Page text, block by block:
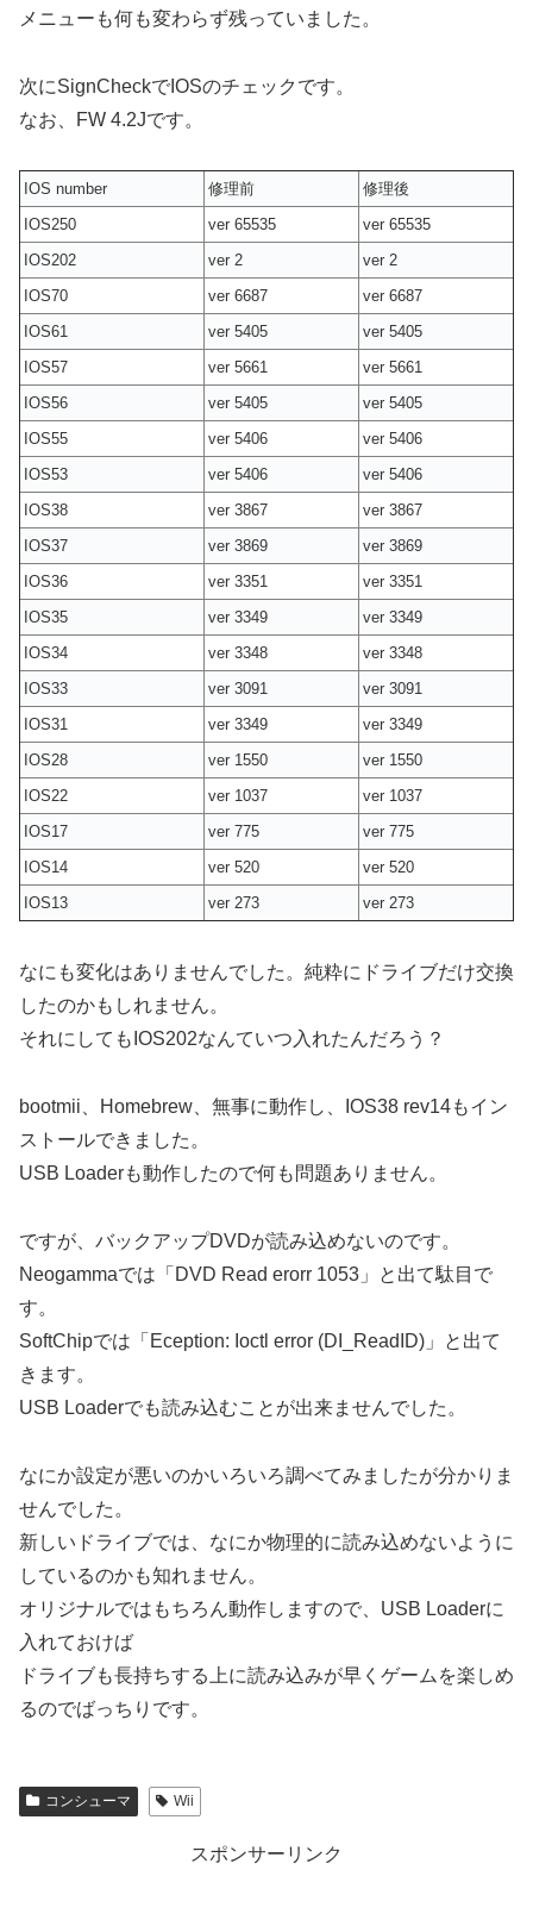
メニューも何も変わらず残っていました。
次にSignCheckでIOSのチェックです。
なお、FW 4.2Jです。
IOS number 修理前
修理後
IOS250
ver 65535
ver 65535
IOS202
ver 2
ver 2
IOS70
ver 6687
ver 6687
IOS61
ver 5405
ver 5405
IOS57
ver 5661
ver 5661
IOS56
ver 5405
ver 5405
IOS55
ver 5406
ver 5406
IOS53
ver 5406
ver 5406
IOS38
ver 3867
ver 3867
IOS37
ver 3869
ver 3869
IOS36
ver 3351
ver 3351
IOS35
ver 3349
ver 3349
IOS34
ver 3348
ver 3348
IOS33
ver 3091
ver 3091
IOS31
ver 3349
ver 3349
IOS28
ver 1550
ver 1550
IOS22
ver 1037
ver 1037
IOS17
ver 775
ver 775
IOS14
ver 520
ver 520
IOS13
ver 273 ver 273
なにも変化はありませんでした。純粋にドライブだけ交換
したのかもしれません。
それにしてもIOS202なんていつ入れたんだろう？
bootmii、Homebrew、無事に動作し、IOS38 rev14もイン
ストールできました。
USB Loaderも動作したので何も問題ありません。
ですが、バックアップDVDが読み込めないのです。
Neogammaでは「DVD Read erorr 1053」と出て駄目で
す。
SoftChipでは「Eception: Ioctl error (DI_ReadID)」と出て
きます。
USB Loaderでも読み込むことが出来ませんでした。
なにか設定が悪いのかいろいろ調べてみましたが分かりま
せんでした。
新しいドライブでは、なにか物理的に読み込めないように
しているのかも知れません。
オリジナルではもちろん動作しますので、USB Loaderに
入れておけば
ドライブも長持ちする上に読み込みが早くゲームを楽しめ
るのでばっちりです。
コンシューマ Wii
スポンサーリンク